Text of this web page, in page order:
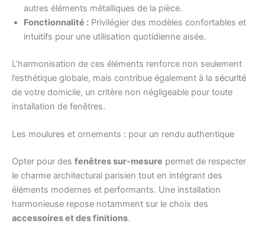
autres éléments métalliques de la pièce.
Fonctionnalité : Privilégier des modèles confortables et
intuitifs pour une utilisation quotidienne aisée.
L’harmonisation de ces éléments renforce non seulement
l’esthétique globale, mais contribue également à la sécurité
de votre domicile, un critère non négligeable pour toute
installation de fenêtres.
Les moulures et ornements : pour un rendu authentique
Opter pour des fenêtres sur-mesure permet de respecter
le charme architectural parisien tout en intégrant des
éléments modernes et performants. Une installation
harmonieuse repose notamment sur le choix des
accessoires et des finitions.